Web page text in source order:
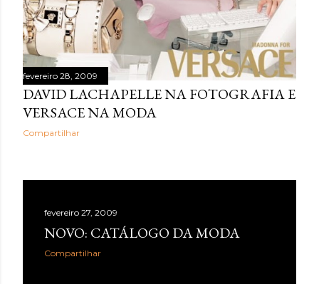
fevereiro 28, 2009
DAVID LACHAPELLE NA FOTOGRAFIA E
VERSACE NA MODA
Compartilhar
fevereiro 27, 2009
NOVO: CATÁLOGO DA MODA
Compartilhar